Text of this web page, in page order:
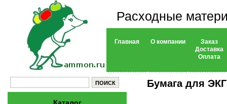
Расходные
Главная О компании
Заказ
Доставка
Оплата
Бумага для ЭКГ